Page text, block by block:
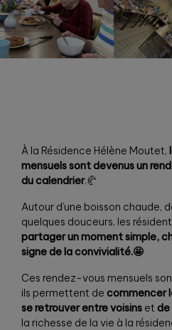
À la Résidence Hélène Moutet,
mensuels sont devenus un
du calendrier.🥐
Autour d’une boisson chaude,
quelques douceurs, les
partager un moment simple,
signe de la convivialité.🤩
Ces rendez-vous mensuels
ils permettent de commencer
se retrouver entre voisins et de
la richesse de la vie à la